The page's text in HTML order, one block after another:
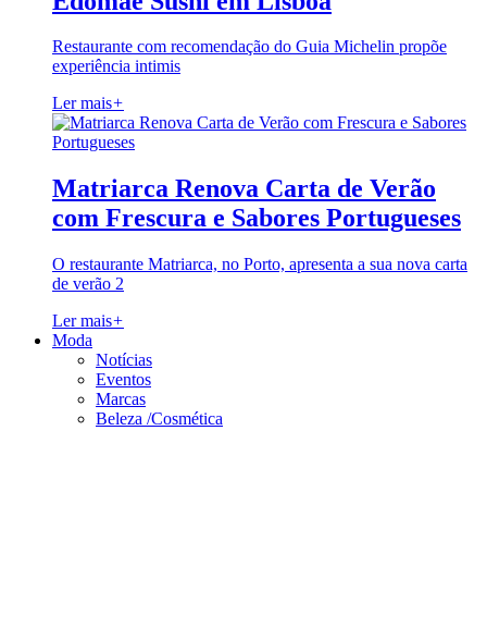
Restaurante com recomendação do Guia Michelin propõe
experiência intimis
Ler mais+
Matriarca Renova Carta de Verão
com Frescura e Sabores Portugueses
O restaurante Matriarca, no Porto, apresenta a sua nova carta
de verão 2
Ler mais+
Moda
Notícias
Eventos
Marcas
Beleza /Cosmética